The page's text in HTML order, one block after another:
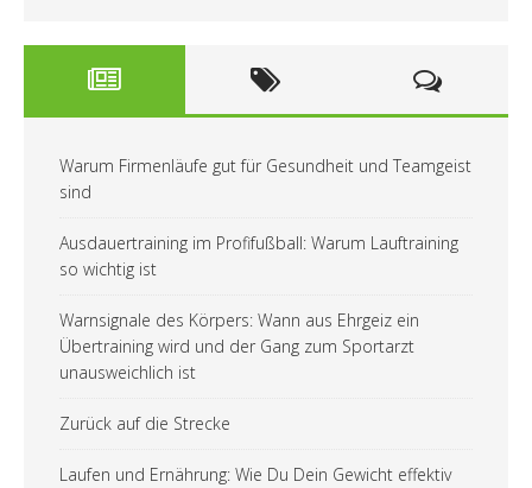
Warum Firmenläufe gut für Gesundheit und Teamgeist
sind
Ausdauertraining im Profifußball: Warum Lauftraining
so wichtig ist
Warnsignale des Körpers: Wann aus Ehrgeiz ein
Übertraining wird und der Gang zum Sportarzt
unausweichlich ist
Zurück auf die Strecke
Laufen und Ernährung: Wie Du Dein Gewicht effektiv